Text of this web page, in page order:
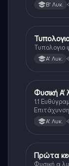
Β' Λυκ.
Φυσική
Τυπολογιο
Α' Λυκ.
Φυσική
Φυσική Α’
1.1 Ευθύγραμμη κίνηση
Α' Λυκ.
Φυσική
Πρώτα
Φυσική α